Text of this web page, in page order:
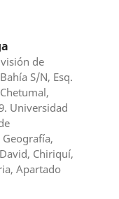
de
S/N, Esq.
Universidad
Chiriquí,
Apartado